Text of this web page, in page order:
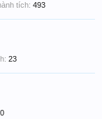
tích: 493
23
0